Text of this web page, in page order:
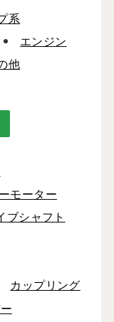
系
エンジン
他
モーター
ブシャフト
カップリング